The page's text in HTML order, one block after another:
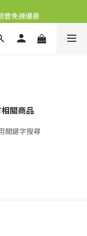
豐免運優惠
關商品
關鍵字搜尋